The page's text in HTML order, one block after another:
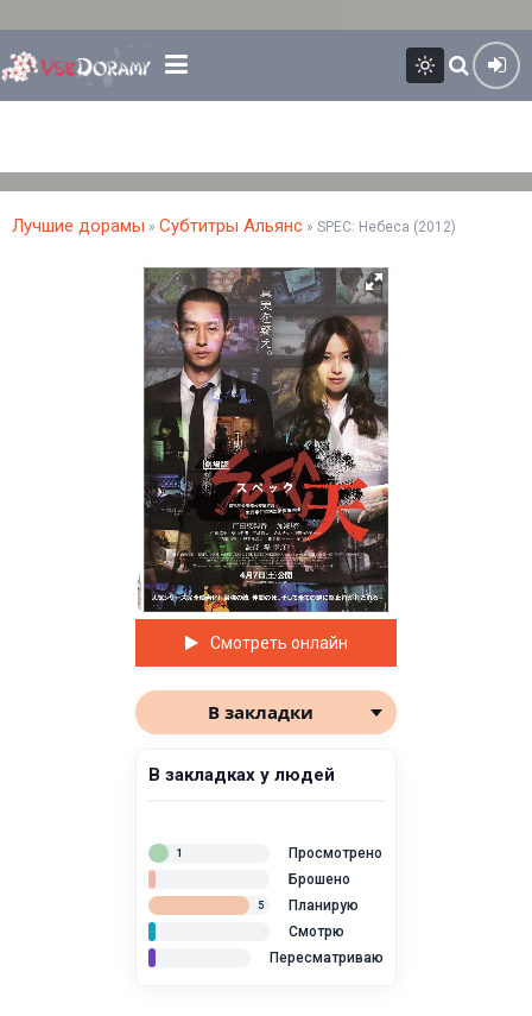
Лучшие дорамы » Субтитры Альянс » SPEC: Небеса (2012)
Смотреть онлайн
В закладки
В закладках у людей
Просмотрено
1
Брошено
Планирую
5
Смотрю
Пересматриваю